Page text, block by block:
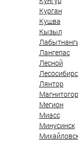
Курган
Кушва
Кызыл
Лангепас
Лесной
Лянтор
Мегион
Миасс
Минусинск